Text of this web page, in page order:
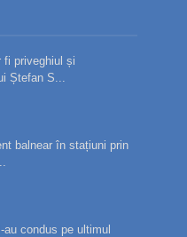
fi priveghiul și
Ștefan S...
balnear în stațiuni prin
condus pe ultimul